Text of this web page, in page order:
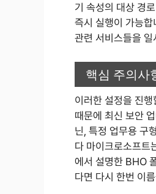
기 속성의 대상 경
즉시 실행이 가능
관련 서비스들을
핵심 주의사
이러한 설정을 진
때문에 최신 보안
닌, 특정 업무용 구
다 마이크로소프트
에서 설명한 BHO
다면 다시 한번 이